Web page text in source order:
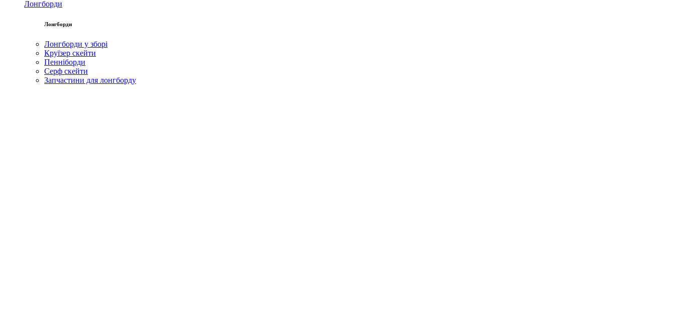
Лонгборди
Лонгборди
Лонгборди у зборі
Круїзер скейти
Пенніборди
Серф скейти
Запчастини для лонгборду